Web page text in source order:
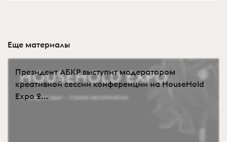
Еще материалы
Президент АБКР выступит модератором
креативной сессии конференции на HouseHold
Expo 2...